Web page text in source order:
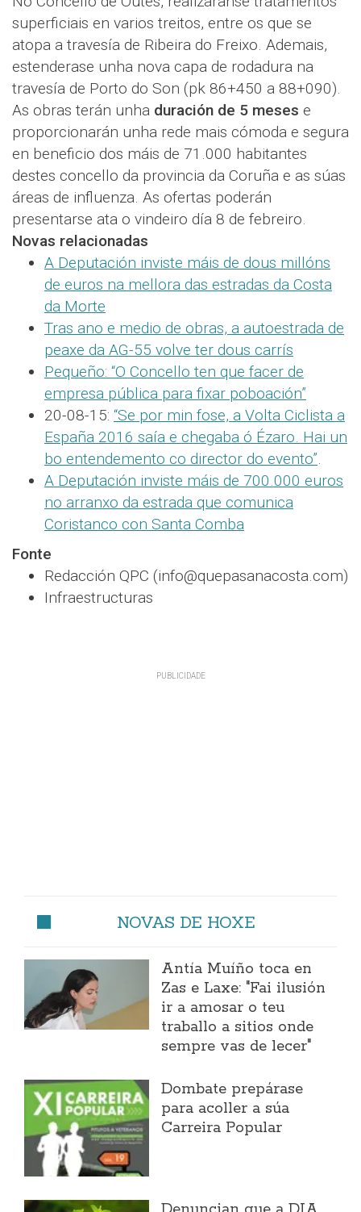
superficiais en varios treitos, entre os que se
atopa a travesía de Ribeira do Freixo. Ademais,
estenderase unha nova capa de rodadura na
travesía de Porto do Son (pk 86+450 a 88+090).
As obras terán unha duración de 5 meses e
proporcionarán unha rede mais cómoda e segura
en beneficio dos máis de 71.000 habitantes
destes concello da provincia da Coruña e as súas
áreas de influenza. As ofertas poderán
presentarse ata o vindeiro día 8 de febreiro.
Novas relacionadas
A Deputación inviste máis de dous millóns
de euros na mellora das estradas da Costa
da Morte
Tras ano e medio de obras, a autoestrada de
peaxe da AG-55 volve ter dous carrís
Pequeño: “O Concello ten que facer de
empresa pública para fixar poboación”
20-08-15: “Se por min fose, a Volta Ciclista a
España 2016 saía e chegaba ó Ézaro. Hai un
bo entendemento co director do evento”.
A Deputación inviste máis de 700.000 euros
no arranxo da estrada que comunica
Coristanco con Santa Comba
Fonte
Redacción QPC (info@quepasanacosta.com)
Infraestructuras
NOVAS DE HOXE
Antía Muíño toca en
Zas e Laxe: "Fai ilusión
ir a amosar o teu
traballo a sitios onde
sempre vas de lecer"
Dombate prepárase
para acoller a súa
Carreira Popular